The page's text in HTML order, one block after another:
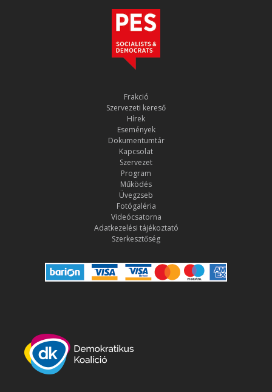
Frakció
Szervezeti kereső
Hírek
Események
Dokumentumtár
Kapcsolat
Szervezet
Program
Működés
Üvegzseb
Fotógaléria
Videócsatorna
Adatkezelési tájékoztató
Szerkesztőség